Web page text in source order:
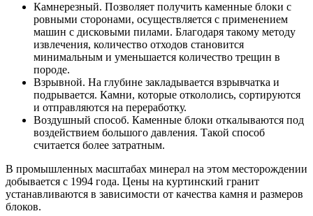
Камнерезный. Позволяет получить каменные блоки с
ровными сторонами, осуществляется с применением
машин с дисковыми пилами. Благодаря такому методу
извлечения, количество отходов становится
минимальным и уменьшается количество трещин в
породе.
Взрывной. На глубине закладывается взрывчатка и
подрывается. Камни, которые откололись, сортируются
и отправляются на переработку.
Воздушный способ. Каменные блоки откалываются под
воздействием большого давления. Такой способ
считается более затратным.
В промышленных масштабах минерал на этом месторождении
добывается с 1994 года. Цены на куртинский гранит
устанавливаются в зависимости от качества камня и размеров
блоков.